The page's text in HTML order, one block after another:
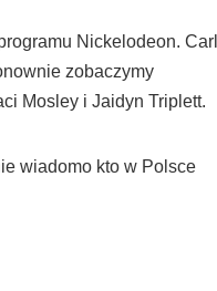
Nickelodeon.
zobaczymy
Mosley i Jaidyn Triplett.
wiadomo kto w Polsce